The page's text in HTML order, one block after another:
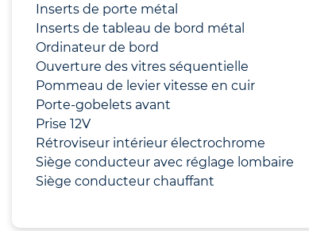
Inserts de porte métal
Inserts de tableau de bord métal
Ordinateur de bord
Ouverture des vitres séquentielle
Pommeau de levier vitesse en cuir
Porte-gobelets avant
Prise 12V
Rétroviseur intérieur électrochrome
Siège conducteur avec réglage lombaire
Siège conducteur chauffant